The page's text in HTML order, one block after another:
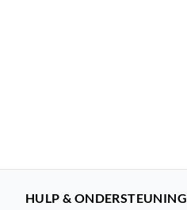
HULP & ONDERSTEUNING